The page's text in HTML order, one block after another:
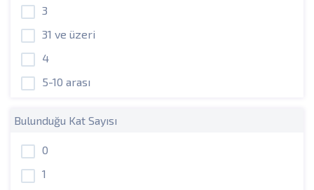
3
31 ve üzeri
4
5-10 arası
Bulunduğu Kat Sayısı
0
1